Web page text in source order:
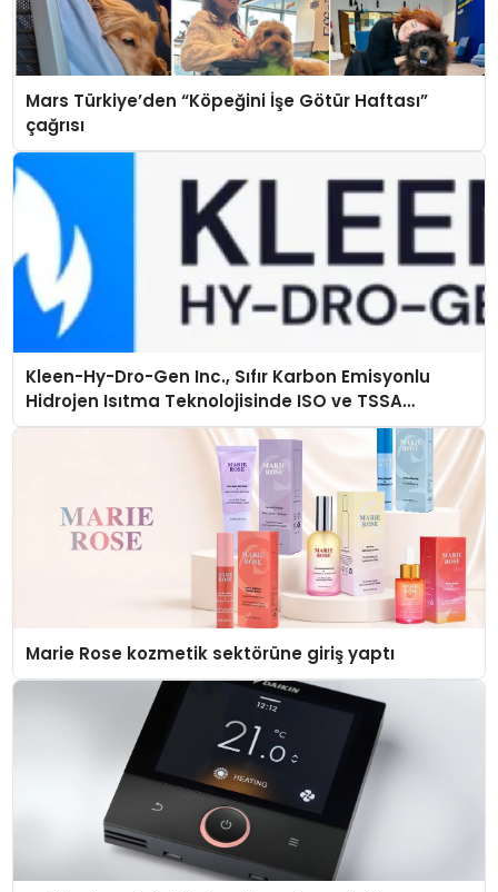
Mars Türkiye’den “Köpeğini İşe Götür Haftası”
çağrısı
Kleen-Hy-Dro-Gen Inc., Sıfır Karbon Emisyonlu
Hidrojen Isıtma Teknolojisinde ISO ve TSSA
Düzenleyici Onaylarını Aldı
Marie Rose kozmetik sektörüne giriş yaptı